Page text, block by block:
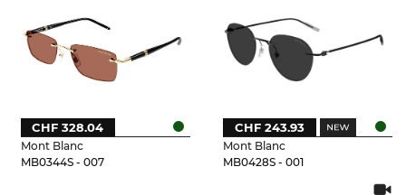
Mont Blanc
MB0344S - 007
CHF 328.04
Mont Blanc
MB0428S - 001
CHF 243.93